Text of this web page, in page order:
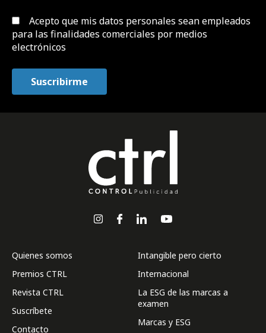
Acepto que mis datos personales sean empleados
para las finalidades comerciales por medios
electrónicos
Quienes somos
Premios CTRL
Revista CTRL
Suscríbete
Contacto
Intangible pero cierto
Internacional
La ESG de las marcas a
examen
Marcas y ESG